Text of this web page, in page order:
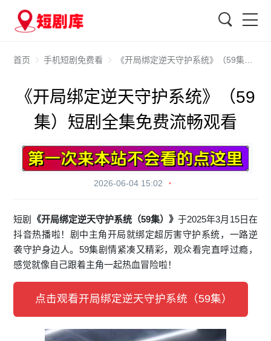
首页 手机短剧免费看 《开局绑定逆天守护系统》（59集）短剧全集免费流畅观看
《开局绑定逆天守护系统》（59
集）短剧全集免费流畅观看
2026-06-04 15:02
短剧 《开局绑定逆天守护系统（59集）》于2025年3月15日在
抖音热播啦！剧中主角开局就绑定超厉害守护系统，一路逆
袭守护身边人。59集剧情紧凑又精彩，观众看完直呼过瘾，
感觉就像自己跟着主角一起热血冒险啦！
点击观看开局绑定逆天守护系统（59集）